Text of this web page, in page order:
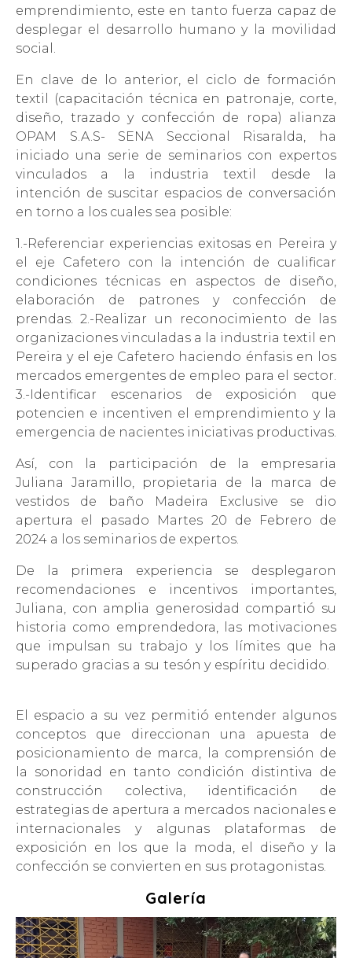
emprendimiento, este en tanto fuerza capaz de
desplegar el desarrollo humano y la movilidad
social.
En clave de lo anterior, el ciclo de formación
textil (capacitación técnica en patronaje, corte,
diseño, trazado y confección de ropa) alianza
OPAM S.A.S- SENA Seccional Risaralda, ha
iniciado una serie de seminarios con expertos
vinculados a la industria textil desde la
intención de suscitar espacios de conversación
en torno a los cuales sea posible:
1.-Referenciar experiencias exitosas en Pereira y
el eje Cafetero con la intención de cualificar
condiciones técnicas en aspectos de diseño,
elaboración de patrones y confección de
prendas. 2.-Realizar un reconocimiento de las
organizaciones vinculadas a la industria textil en
Pereira y el eje Cafetero haciendo énfasis en los
mercados emergentes de empleo para el sector.
3.-Identificar escenarios de exposición que
potencien e incentiven el emprendimiento y la
emergencia de nacientes iniciativas productivas.
Así, con la participación de la empresaria
Juliana Jaramillo, propietaria de la marca de
vestidos de baño Madeira Exclusive se dio
apertura el pasado Martes 20 de Febrero de
2024 a los seminarios de expertos.
De la primera experiencia se desplegaron
recomendaciones e incentivos importantes,
Juliana, con amplia generosidad compartió su
historia como emprendedora, las motivaciones
que impulsan su trabajo y los límites que ha
superado gracias a su tesón y espíritu decidido.
El espacio a su vez permitió entender algunos
conceptos que direccionan una apuesta de
posicionamiento de marca, la comprensión de
la sonoridad en tanto condición distintiva de
construcción colectiva, identificación de
estrategias de apertura a mercados nacionales e
internacionales y algunas plataformas de
exposición en los que la moda, el diseño y la
confección se convierten en sus protagonistas.
Galería